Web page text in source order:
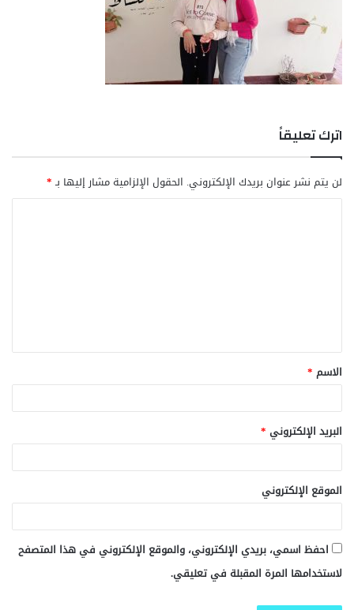
اترك تعليقاً
لن يتم نشر عنوان بريدك الإلكتروني. الحقول الإلزامية مشار إليها بـ*
ق
*
الاسم *
البريد الإلكتروني *
الموقع الإلكتروني
احفظ اسمي، بريدي الإلكتروني، والموقع الإلكتروني في هذا المتصفح
لاستخدامها المرة المقبلة في تعليقي.